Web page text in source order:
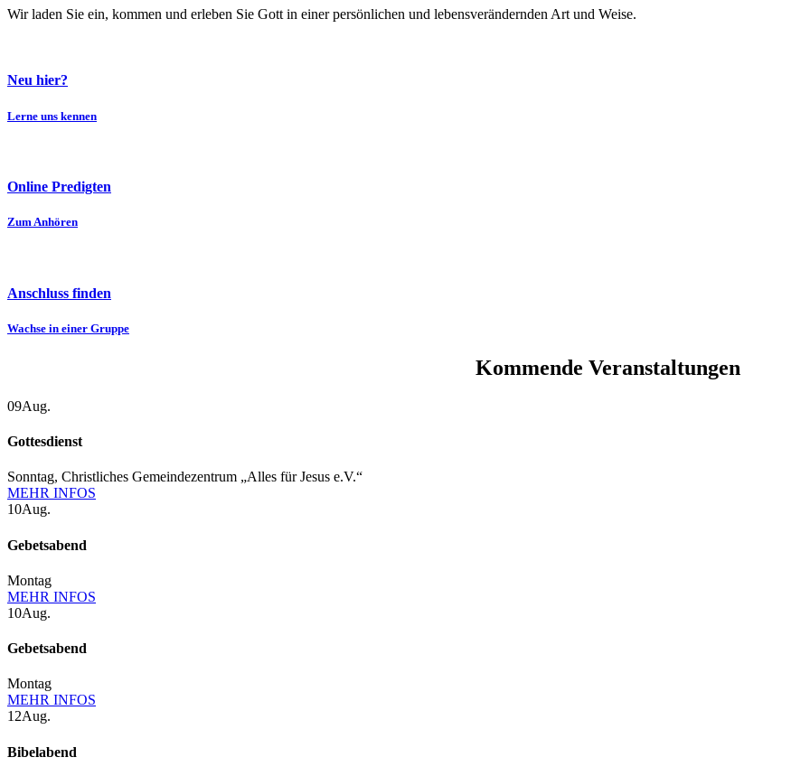
Wir laden Sie ein, kommen und erleben Sie Gott in einer persönlichen und lebensverändernden Art und Weise.
Neu hier?
Lerne uns kennen
Online Predigten
Zum Anhören
Anschluss finden
Wachse in einer Gruppe
Kommende Veranstaltungen
09Aug.
Gottesdienst
Sonntag, Christliches Gemeindezentrum „Alles für Jesus e.V.“
MEHR INFOS
10Aug.
Gebetsabend
Montag
MEHR INFOS
10Aug.
Gebetsabend
Montag
MEHR INFOS
12Aug.
Bibelabend